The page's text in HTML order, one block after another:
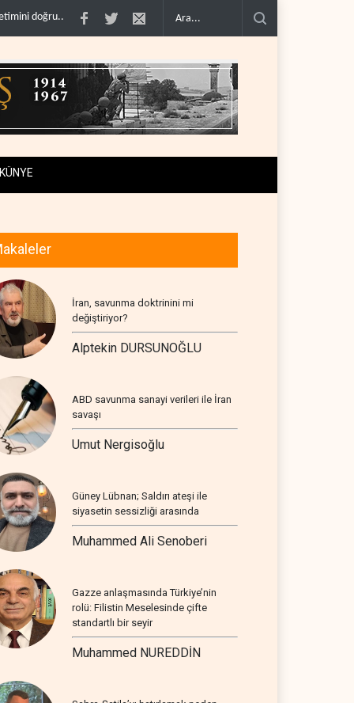
Irak Direnişi: Misilleme ertelendi, hesap kapanmadı.. Çin'in petrol ithalatı
KÜNYE
İran, savunma doktrinini mi
değiştiriyor?
Alptekin DURSUNOĞLU
ABD savunma sanayi verileri ile İran
savaşı
Umut Nergisoğlu
Güney Lübnan; Saldırı ateşi ile
siyasetin sessizliği arasında
Muhammed Ali Senoberi
Gazze anlaşmasında Türkiye’nin
rolü: Filistin Meselesinde çifte
standartlı bir seyir
Muhammed NUREDDİN